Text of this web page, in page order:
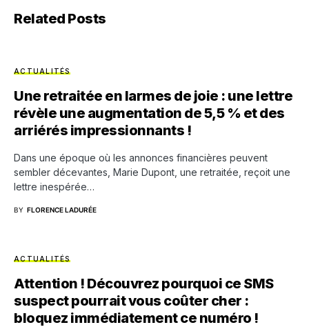
Related Posts
ACTUALITÉS
Une retraitée en larmes de joie : une lettre
révèle une augmentation de 5,5 % et des
arriérés impressionnants !
Dans une époque où les annonces financières peuvent
sembler décevantes, Marie Dupont, une retraitée, reçoit une
lettre inespérée…
BY FLORENCE LADURÉE
ACTUALITÉS
Attention ! Découvrez pourquoi ce SMS
suspect pourrait vous coûter cher :
bloquez immédiatement ce numéro !